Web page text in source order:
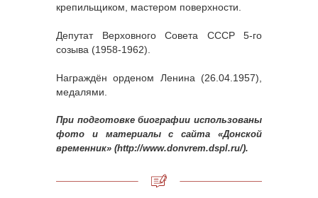
крепильщиком, мастером поверхности.
Депутат Верховного Совета СССР 5-го
созыва (1958-1962).
Награждён орденом Ленина (26.04.1957),
медалями.
При подготовке биографии использованы
фото и материалы с сайта «Донской
временник» (http://www.donvrem.dspl.ru/).